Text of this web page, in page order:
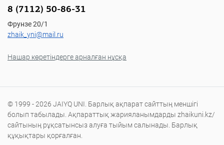
8 (7112) 50-86-31
Фрунзе 20/1
zhaik_yni@mail.ru
Нашар көретіндерге арналған нұсқа
© 1999 - 2026 JAIYQ UNI. Барлық ақпарат сайттың меншігі
болып табылады. Ақпараттық жарияланымдарды zhaikuni.kz/
сайтының рұқсатынсыз алуға тыйым салынады. Барлық
құқықтары қорғалған.